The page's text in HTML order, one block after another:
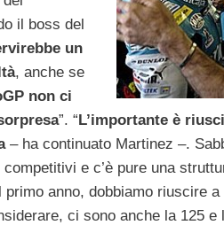
il boss del
un
, anche se
non ci
”. “L’importante è
– ha continuato Martinez –.
e c’è pure una
anno, dobbiamo riuscire a
ci sono anche la 125 e